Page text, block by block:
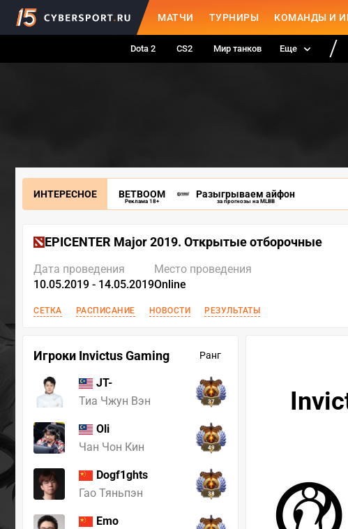
МАТЧИ ТУРНИРЫ КОМАНДЫ И
Dota 2 CS2 Мир танков Еще
ИНТЕРЕСНОЕ BETBOOM
Реклама 18+
Разыгрываем айфон
за прогнозы на MLBB
EPICENTER Major 2019. Открытые отборочные
Дата проведения
10.05.2019 - 14.05.2019
Место проведения
Online
СЕТКА РАСПИСАНИЕ НОВОСТИ РЕЗУЛЬТАТЫ
Игроки Invictus Gaming Ранг
JT-
Тиа Чжун Вэн
37
Oli
Чан Чон Кин
49
Dogf1ghts
Гао Тяньпэн
38
Emo